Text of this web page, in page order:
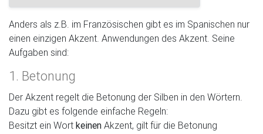
Anders als z.B. im Französischen gibt es im Spanischen nur
einen einzigen Akzent. Anwendungen des Akzent. Seine
Aufgaben sind:
1. Betonung
Der Akzent regelt die Betonung der Silben in den Wörtern.
Dazu gibt es folgende einfache Regeln:
Besitzt ein Wort keinen Akzent, gilt für die Betonung